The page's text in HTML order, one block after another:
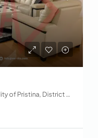
Rruga B, Mati 1, Matiqan, Municipality of Pristina, District of Prishtina, 10060, Kosovo